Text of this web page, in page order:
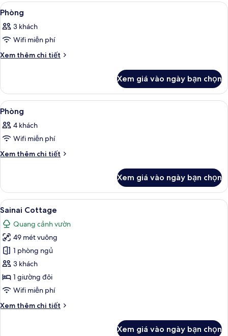
Xem
tất
cả
ảnh
Phòng
Chăn bông, minibar, két bảo mật tại
10
Phòng
3 khách
Wifi miễn phí
Xem thêm chi tiết
Chi
Phòng
Xem giá vào ngày bạn chọn
Xem
tất
cả
ảnh
Phòng
Chăn bông, minibar, két bảo mật tại
28
Phòng
4 khách
Wifi miễn phí
Xem thêm chi tiết
Chi
Phòng
Xem giá vào ngày bạn chọn
Xem
tất
cả
ảnh
Sainai
Cottage
Sainai Cottage | Chăn bông,
40
Sainai Cottage
Quang cảnh vườn
49 mét vuông
1 phòng ngủ
3 khách
1 giường đôi
Wifi miễn phí
Xem thêm chi tiết
Chi
Xem giá vào ngày bạn chọn